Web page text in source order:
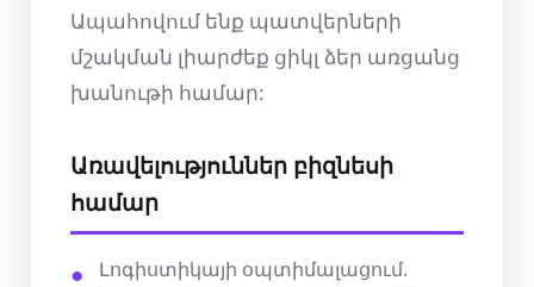
Ապահովում ենք պատվերների
մշակման լիարժեք ցիկլ ձեր առցանց
խանութի համար:
Առավելություններ բիզնեսի
համար
Լոգիստիկայի օպտիմալացում.